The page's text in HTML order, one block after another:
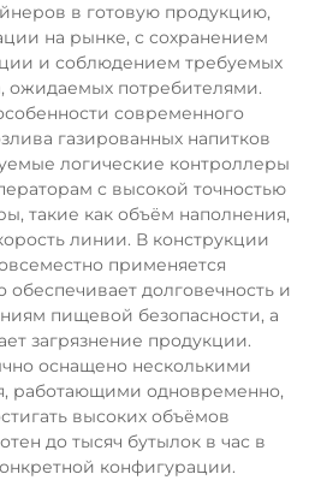
в готовую продукцию,
на рынке, с сохранением
и соблюдением требуемых
ожидаемых потребителями.
современного
газированных напитков
логические контроллеры
с высокой точностью
такие как объём наполнения,
линии. В конструкции
применяется
долговечность и
пищевой безопасности, а
загрязнение продукции.
оснащено несколькими
работающими одновременно,
высоких объёмов
до тысяч бутылок в час в
конфигурации.